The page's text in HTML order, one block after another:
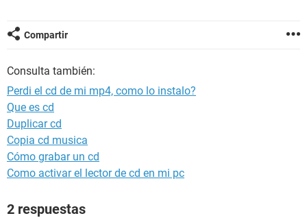
Compartir
Consulta también:
Perdi el cd de mi mp4, como lo instalo?
Que es cd
Duplicar cd
Copia cd musica
Cómo grabar un cd
Como activar el lector de cd en mi pc
2 respuestas